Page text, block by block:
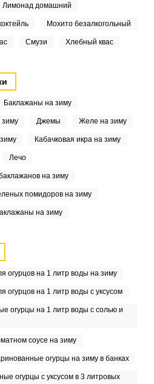
Лимонад домашний
Мохито безалкогольный
Смузи Хлебный квас
Баклажаны на зиму
зиму Джемы Желе на зиму
Кабачковая икра на зиму
Лечо
на зиму
помидоров на зиму
на зиму
огурцов на 1 литр воды на зиму
огурцов на 1 литр воды с уксусом
огурцы на 1 литр воды с солью и
соусе на зиму
огурцы на зиму в банках
огурцы с уксусом в 3 литровых